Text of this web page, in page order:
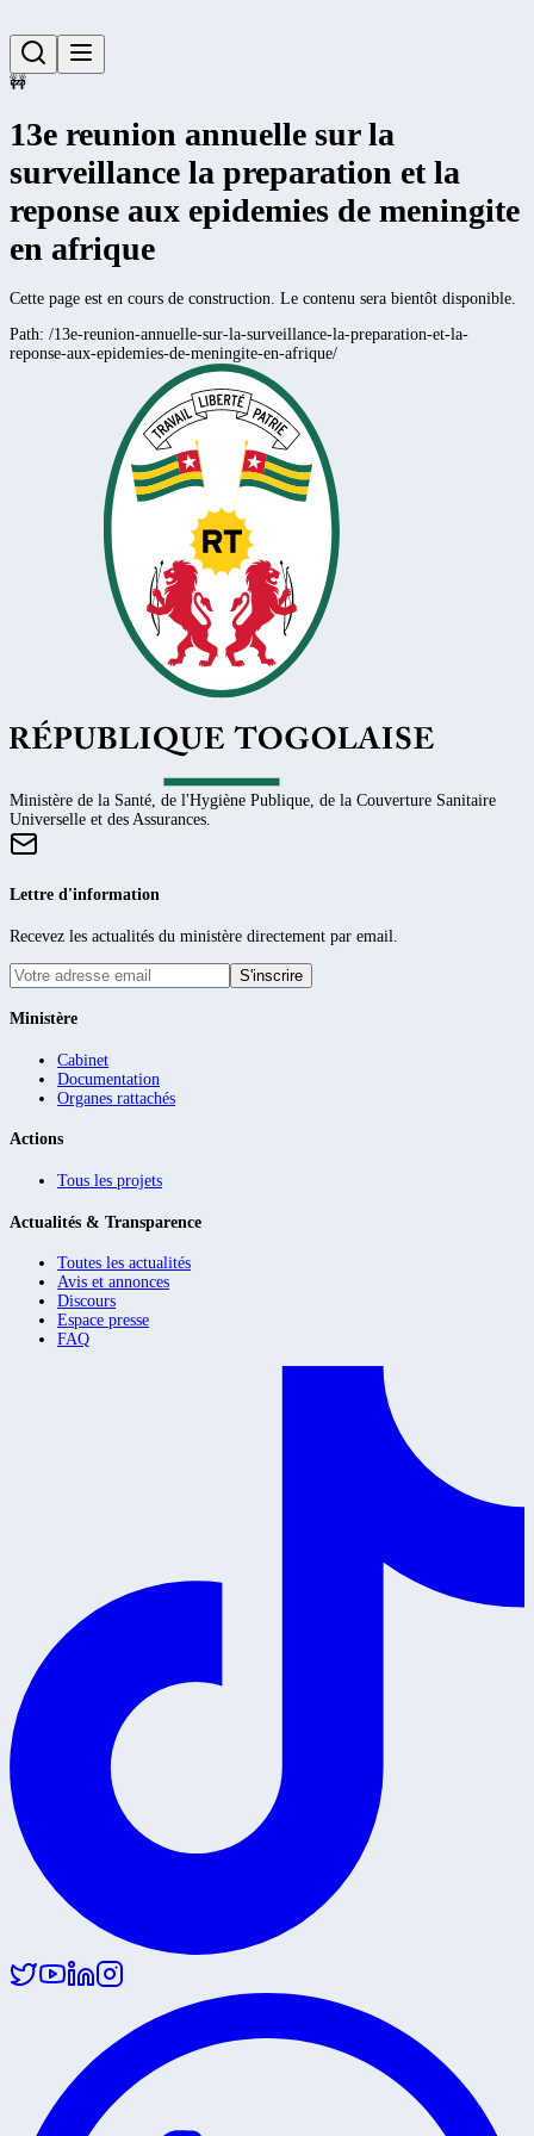
🚧
13e reunion annuelle sur la
surveillance la preparation et la
reponse aux epidemies de meningite
en afrique
Cette page est en cours de construction. Le contenu sera bientôt disponible.
Path: /13e-reunion-annuelle-sur-la-surveillance-la-preparation-et-la-
reponse-aux-epidemies-de-meningite-en-afrique/
Ministère de la Santé, de l'Hygiène Publique, de la Couverture Sanitaire
Universelle et des Assurances.
Lettre d'information
Recevez les actualités du ministère directement par email.
S'inscrire
Ministère
Cabinet
Documentation
Organes rattachés
Actions
Tous les projets
Actualités & Transparence
Toutes les actualités
Avis et annonces
Discours
Espace presse
FAQ